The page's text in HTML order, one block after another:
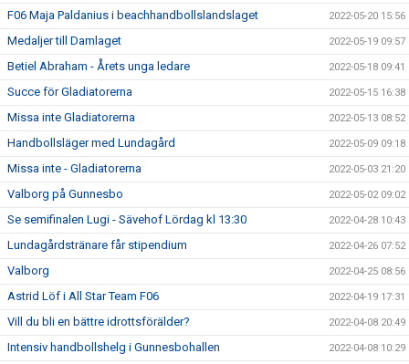
F06 Maja Paldanius i beachhandbollslandslaget 2022-05-20 15:56
Medaljer till Damlaget 2022-05-19 09:57
Betiel Abraham - Årets unga ledare 2022-05-18 09:41
Succe för Gladiatorerna 2022-05-15 16:38
Missa inte Gladiatorerna 2022-05-13 08:52
Handbollsläger med Lundagård 2022-05-09 09:18
Missa inte - Gladiatorerna 2022-05-03 21:20
Valborg på Gunnesbo 2022-05-02 09:02
Se semifinalen Lugi - Sävehof Lördag kl 13:30 2022-04-28 10:43
Lundagårdstränare får stipendium 2022-04-26 07:52
Valborg 2022-04-25 08:56
Astrid Löf i All Star Team F06 2022-04-19 17:31
Vill du bli en bättre idrottsförälder? 2022-04-08 20:49
Intensiv handbollshelg i Gunnesbohallen 2022-04-08 10:29